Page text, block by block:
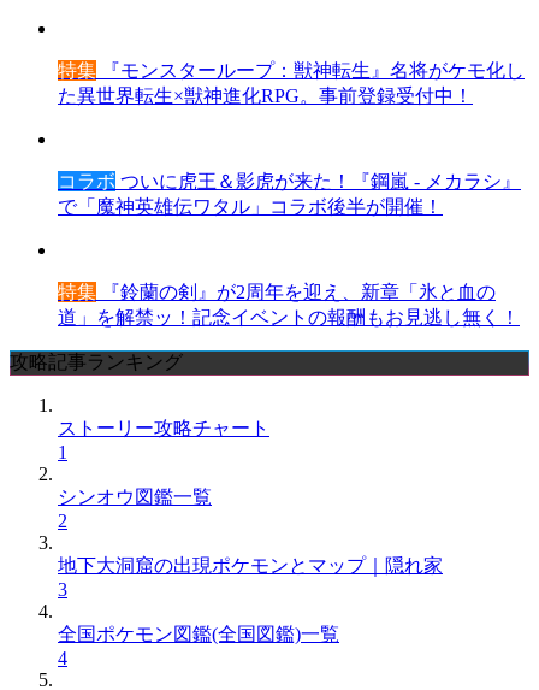
特集 『モンスターループ：獣神転生』名将がケモ化し
た異世界転生×獣神進化RPG。事前登録受付中！
コラボ ついに虎王＆影虎が来た！『鋼嵐 - メカラシ』
で「魔神英雄伝ワタル」コラボ後半が開催！
特集 『鈴蘭の剣』が2周年を迎え、新章「氷と血の
道」を解禁ッ！記念イベントの報酬もお見逃し無く！
攻略記事ランキング
ストーリー攻略チャート
1
シンオウ図鑑一覧
2
地下大洞窟の出現ポケモンとマップ｜隠れ家
3
全国ポケモン図鑑(全国図鑑)一覧
4